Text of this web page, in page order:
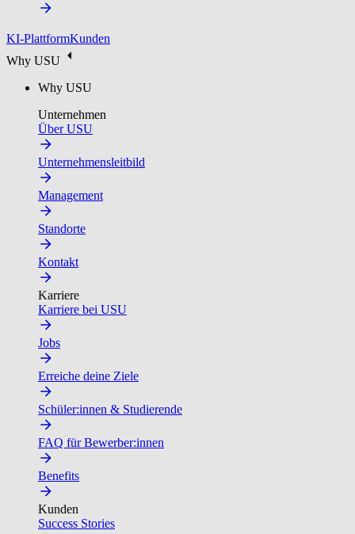
KI-PlattformKunden
Why USU
Why USU
Unternehmen
Über USU
Unternehmensleitbild
Management
Standorte
Kontakt
Karriere
Karriere bei USU
Jobs
Erreiche deine Ziele
Schüler:innen & Studierende
FAQ für Bewerber:innen
Benefits
Kunden
Success Stories